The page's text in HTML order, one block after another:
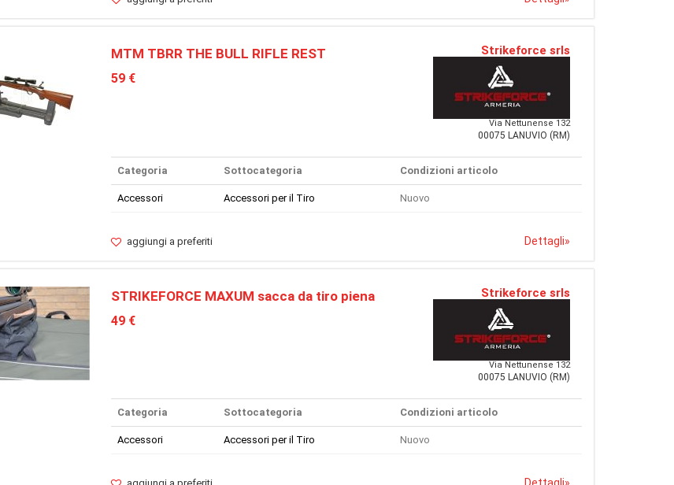
MTM TBRR THE BULL RIFLE REST
59 €
Strikeforce srls
Via Nettunense 132
00075 LANUVIO (RM)
Categoria Sottocategoria Condizioni articolo
Accessori Accessori per il Tiro Nuovo
aggiungi a preferiti Dettagli»
STRIKEFORCE MAXUM sacca da tiro piena
49 €
Strikeforce srls
Via Nettunense 132
00075 LANUVIO (RM)
Categoria Sottocategoria Condizioni articolo
Accessori Accessori per il Tiro Nuovo